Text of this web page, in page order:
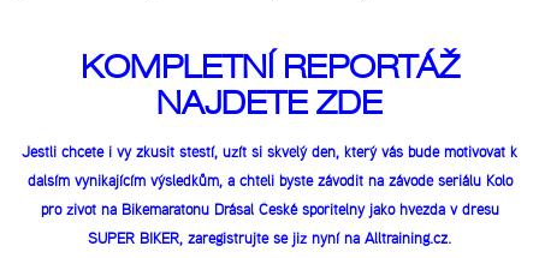
KOMPLETNÍ REPORTÁŽ
NAJDETE ZDE
Jestli chcete i vy zkusit štěstí, užít si skvělý den, který vás bude motivovat k
dalším vynikajícím výsledkům, a chtěli byste závodit na závodě seriálu Kolo
pro život na Bikemaratonu Drásal České spořitelny jako hvězda v dresu
SUPER BIKER, zaregistrujte se již nyní na Alltraining.cz.